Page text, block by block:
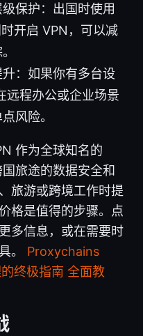
保护：出国时使用
开启 VPN，可以减
：如果你有多台设
远程办公或企业场景
风险。
作为全球知名的
旅途的数据安全和
旅游或跨境工作时提
格是值得的步骤。点
多信息，或在需要时
。 Proxychains
终极指南 全面教